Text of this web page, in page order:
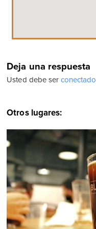
Deja una respuesta
Usted debe ser conectado
Otros lugares: